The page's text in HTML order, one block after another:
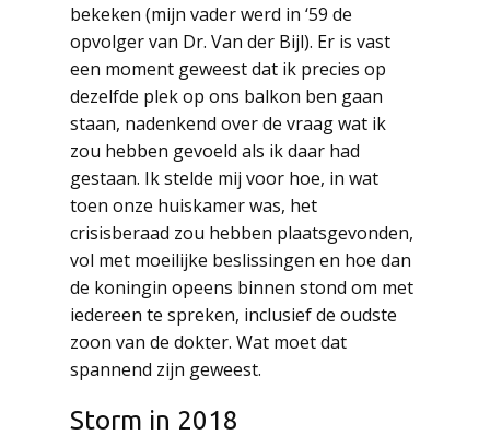
bekeken (mijn vader werd in ‘59 de
opvolger van Dr. Van der Bijl). Er is vast
een moment geweest dat ik precies op
dezelfde plek op ons balkon ben gaan
staan, nadenkend over de vraag wat ik
zou hebben gevoeld als ik daar had
gestaan. Ik stelde mij voor hoe, in wat
toen onze huiskamer was, het
crisisberaad zou hebben plaatsgevonden,
vol met moeilijke beslissingen en hoe dan
de koningin opeens binnen stond om met
iedereen te spreken, inclusief de oudste
zoon van de dokter. Wat moet dat
spannend zijn geweest.
Storm in 2018